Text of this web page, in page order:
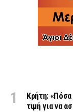
Κρήτη: «Πόσα
τιμή για να